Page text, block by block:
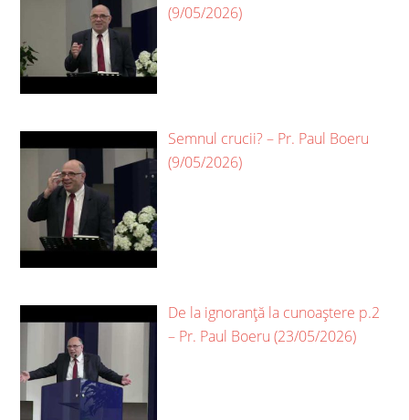
(9/05/2026)
Semnul crucii? – Pr. Paul Boeru
(9/05/2026)
De la ignoranță la cunoaștere p.2
– Pr. Paul Boeru (23/05/2026)